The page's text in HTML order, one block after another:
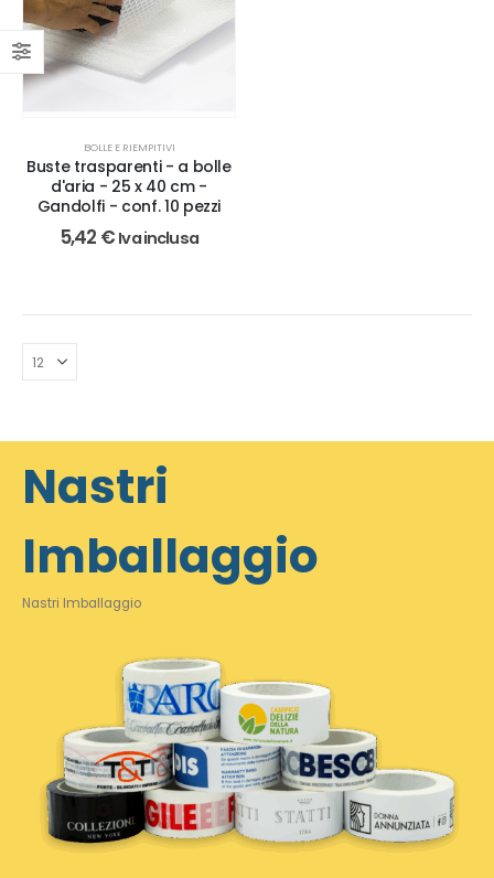
BOLLE E RIEMPITIVI
Buste trasparenti - a bolle
d'aria - 25 x 40 cm -
Gandolfi - conf. 10 pezzi
5,42 € Iva inclusa
Nastri
Imballaggio
Nastri Imballaggio